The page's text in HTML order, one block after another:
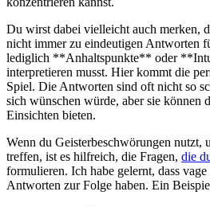
Du wirst dabei vielleicht auch merken,
nicht immer zu eindeutigen Antworten
lediglich **Anhaltspunkte** ‍oder
interpretieren⁢ musst. ‍Hier kommt die
Spiel. Die Antworten sind oft nicht so
‌sich wünschen würde,⁤ aber sie können⁤
Einsichten bieten.
Wenn du Geisterbeschwörungen nutzt,
treffen, ist es hilfreich, die Fragen, die
⁣formulieren. Ich habe gelernt, dass
Antworten zur Folge ​haben. ​Ein